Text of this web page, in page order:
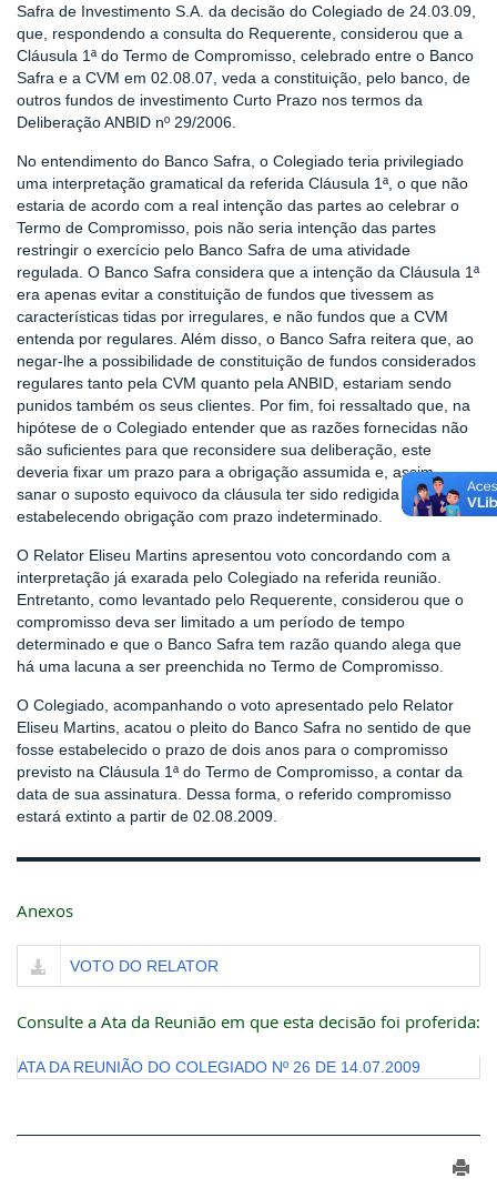
Safra de Investimento S.A. da decisão do Colegiado de 24.03.09,
que, respondendo a consulta do Requerente, considerou que a
Cláusula 1ª do Termo de Compromisso, celebrado entre o Banco
Safra e a CVM em 02.08.07, veda a constituição, pelo banco, de
outros fundos de investimento Curto Prazo nos termos da
Deliberação ANBID nº 29/2006.
No entendimento do Banco Safra, o Colegiado teria privilegiado
uma interpretação gramatical da referida Cláusula 1ª, o que não
estaria de acordo com a real intenção das partes ao celebrar o
Termo de Compromisso, pois não seria intenção das partes
restringir o exercício pelo Banco Safra de uma atividade
regulada. O Banco Safra considera que a intenção da Cláusula 1ª
era apenas evitar a constituição de fundos que tivessem as
características tidas por irregulares, e não fundos que a CVM
entenda por regulares. Além disso, o Banco Safra reitera que, ao
negar-lhe a possibilidade de constituição de fundos considerados
regulares tanto pela CVM quanto pela ANBID, estariam sendo
punidos também os seus clientes. Por fim, foi ressaltado que, na
hipótese de o Colegiado entender que as razões fornecidas não
são suficientes para que reconsidere sua deliberação, este
deveria fixar um prazo para a obrigação assumida e, assim,
sanar o suposto equivoco da cláusula ter sido redigida
estabelecendo obrigação com prazo indeterminado.
O Relator Eliseu Martins apresentou voto concordando com a
interpretação já exarada pelo Colegiado na referida reunião.
Entretanto, como levantado pelo Requerente, considerou que o
compromisso deva ser limitado a um período de tempo
determinado e que o Banco Safra tem razão quando alega que
há uma lacuna a ser preenchida no Termo de Compromisso.
O Colegiado, acompanhando o voto apresentado pelo Relator
Eliseu Martins, acatou o pleito do Banco Safra no sentido de que
fosse estabelecido o prazo de dois anos para o compromisso
previsto na Cláusula 1ª do Termo de Compromisso, a contar da
data de sua assinatura. Dessa forma, o referido compromisso
estará extinto a partir de 02.08.2009.
Anexos
VOTO DO RELATOR
Consulte a Ata da Reunião em que esta decisão foi proferida:
ATA DA REUNIÃO DO COLEGIADO Nº 26 DE 14.07.2009